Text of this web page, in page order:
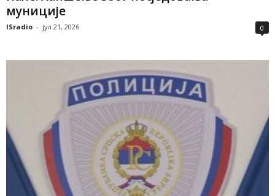
муниције
ISradio - јул 21, 2026 0